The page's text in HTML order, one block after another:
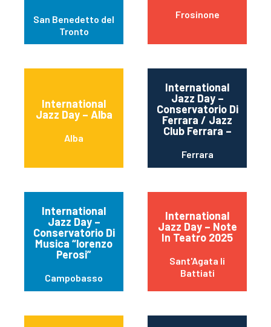
San Benedetto del
Tronto
Frosinone
International
Jazz Day – Alba
Alba
International
Jazz Day –
Conservatorio Di
Ferrara / Jazz
Club Ferrara –
Ferrara
International
Jazz Day –
Conservatorio Di
Musica “lorenzo
Perosi”
Campobasso
International
Jazz Day – Note
In Teatro 2025
Sant'Agata li
Battiati